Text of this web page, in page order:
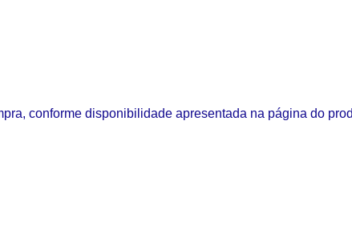
conforme disponibilidade apresentada na página do